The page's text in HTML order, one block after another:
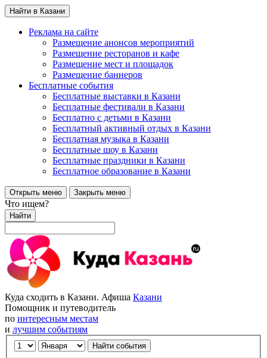
Найти в Казани
Реклама на сайте
Размещение анонсов мероприятий
Размещение ресторанов и кафе
Размещение мест и площадок
Размещение баннеров
Бесплатные события
Бесплатные выставки в Казани
Бесплатные фестивали в Казани
Бесплатно с детьми в Казани
Бесплатный активный отдых в Казани
Бесплатная музыка в Казани
Бесплатные шоу в Казани
Бесплатные праздники в Казани
Бесплатное образование в Казани
Открыть меню Закрыть меню
Что ищем?
Найти
Куда сходить в Казани. Афиша Казани
Помощник и путеводитель
по интересным местам
и лучшим событиям